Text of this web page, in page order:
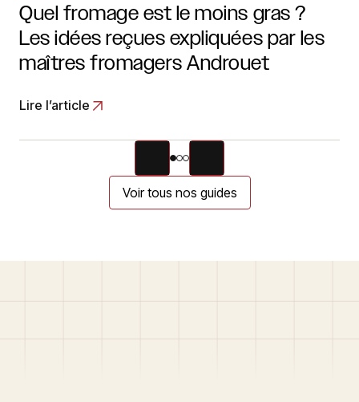
Quel fromage est le moins gras ?
Les idées reçues expliquées par les
maîtres fromagers Androuet
Lire l’article
Voir tous nos guides